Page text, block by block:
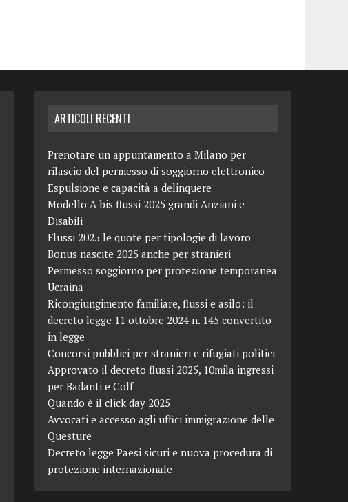
ARTICOLI RECENTI
Prenotare un appuntamento a Milano per
rilascio del permesso di soggiorno elettronico
Espulsione e capacità a delinquere
Modello A-bis flussi 2025 grandi Anziani e
Disabili
Flussi 2025 le quote per tipologie di lavoro
Bonus nascite 2025 anche per stranieri
Permesso soggiorno per protezione temporanea
Ucraina
Ricongiungimento familiare, flussi e asilo: il
decreto legge 11 ottobre 2024 n. 145 convertito
in legge
Concorsi pubblici per stranieri e rifugiati politici
Approvato il decreto flussi 2025, 10mila ingressi
per Badanti e Colf
Quando è il click day 2025
Avvocati e accesso agli uffici immigrazione delle
Questure
Decreto legge Paesi sicuri e nuova procedura di
protezione internazionale